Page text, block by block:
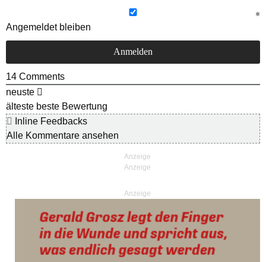
Angemeldet bleiben
14 Comments
neuste
älteste beste Bewertung
Inline Feedbacks
Alle Kommentare ansehen
Anzeige